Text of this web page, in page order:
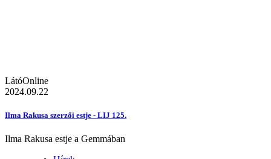
LátóOnline
2024.09.22
Ilma Rakusa szerzői estje - LIJ 125.
Ilma Rakusa estje a Gemmában